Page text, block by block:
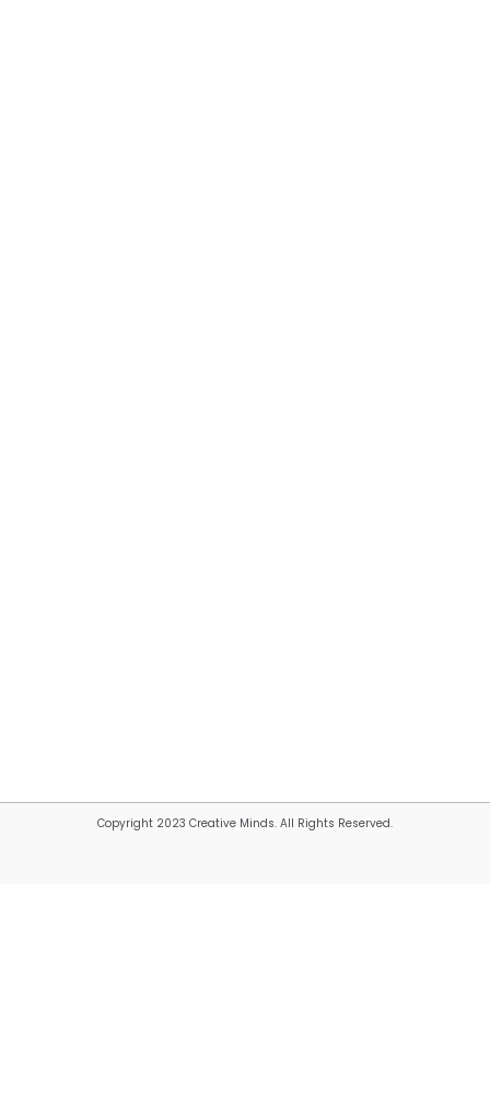
Copyright 2023 Creative Minds. All Rights Reserved.